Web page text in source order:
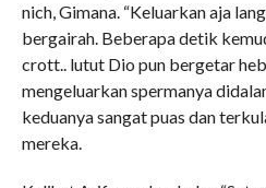
nich, Gimana. “Keluarkan aja
bergairah. Beberapa detik
crott.. lutut Dio pun bergetar
mengeluarkan spermanya
keduanya sangat puas dan
mereka.